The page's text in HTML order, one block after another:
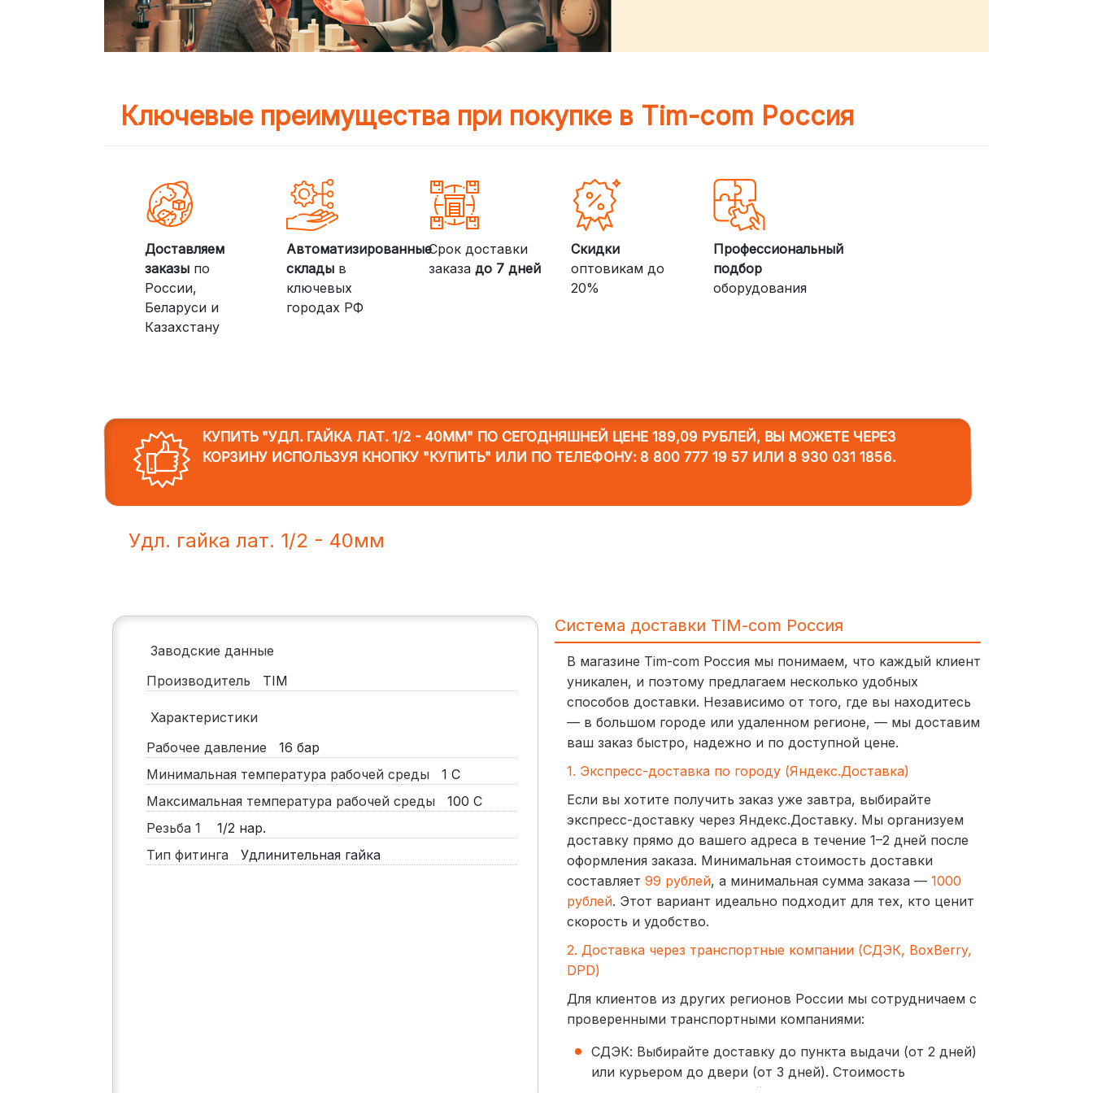
Ключевые преимущества при покупке в Tim-com Россия
Доставляем
заказыпо
России,
Беларуси и
Казахстану
Автоматизированные
склады в
ключевых
городах РФ
Срок доставки
заказадо 7 дней
Скидки
оптовикам до
20%
Профессиональный
подбор
оборудования
КУПИТЬ "УДЛ. ГАЙКА ЛАТ. 1/2 - 40ММ"ПО СЕГОДНЯШНЕЙ ЦЕНЕ 189,09 РУБЛЕЙ, ВЫ МОЖЕТЕ ЧЕРЕЗ
КОРЗИНУ ИСПОЛЬЗУЯ КНОПКУ "КУПИТЬ" ИЛИ ПО ТЕЛЕФОНУ: 8 800 777 19 57ИЛИ 8 930 031 1856.
Удл. гайка лат. 1/2 - 40мм
Заводские данные
Производитель
TIM
Характеристики
Рабочее давление
16 бар
Минимальная температура рабочей среды
1 С
Максимальная температура рабочей среды
100 С
Резьба 1
1/2 нар.
Тип фитинга
Удлинительная гайка
Система доставки TIM-com Россия
В магазине Tim-com Россия мы понимаем, что каждый клиент
уникален, и поэтому предлагаем несколько удобных
способов доставки. Независимо от того, где вы находитесь
— в большом городе или удаленном регионе, — мы доставим
ваш заказ быстро, надежно и по доступной цене.
1. Экспресс-доставка по городу (Яндекс.Доставка)
Если вы хотите получить заказ уже завтра, выбирайте
экспресс-доставку через Яндекс.Доставку. Мы организуем
доставку прямо до вашего адреса в течение 1–2 дней после
оформления заказа. Минимальная стоимость доставки
составляет 99 рублей, а минимальная сумма заказа — 1000
рублей. Этот вариант идеально подходит для тех, кто ценит
скорость и удобство.
2. Доставка через транспортные компании (СДЭК, BoxBerry,
DPD)
Для клиентов из других регионов России мы сотрудничаем с
проверенными транспортными компаниями:
СДЭК: Выбирайте доставку до пункта выдачи (от 2 дней)
или курьером до двери (от 3 дней). Стоимость